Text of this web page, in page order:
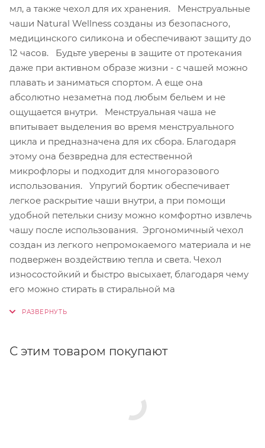
мл, а также чехол для их хранения. Менструальные
чаши Natural Wellness созданы из безопасного,
медицинского силикона и обеспечивают защиту до
12 часов. Будьте уверены в защите от протекания
даже при активном образе жизни - с чашей можно
плавать и заниматься спортом. А еще она
абсолютно незаметна под любым бельем и не
ощущается внутри. Менструальная чаша не
впитывает выделения во время менструального
цикла и предназначена для их сбора. Благодаря
этому она безвредна для естественной
микрофлоры и подходит для многоразового
использования. Упругий бортик обеспечивает
легкое раскрытие чаши внутри, а при помощи
удобной петельки снизу можно комфортно извлечь
чашу после использования. Эргономичный чехол
создан из легкого непромокаемого материала и не
подвержен воздействию тепла и света. Чехол
износостойкий и быстро высыхает, благодаря чему
его можно стирать в стиральной ма
С этим товаром покупают